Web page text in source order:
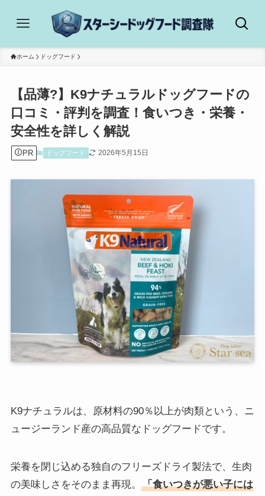
ホーム ドッグフード
【品薄?】K9ナチュラルドッグフードの
口コミ・評判を調査！食いつき・栄養・
安全性を詳しく解説
PR ドッグフード 2026年5月15日
K9ナチュラルは、原材料の90％以上が肉類という、ニ
ュージーランド産の高品質なドッグフードです。
栄養を閉じ込める独自のフリーズドライ製法で、生肉
の美味しさをそのまま再現。
「食いつきが悪い子には